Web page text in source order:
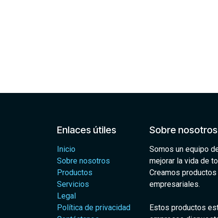
Enlaces útiles
Inicio
Sobre nosotros
Productos
Servicios
Legal
Política de privacidad
Sobre nosotros
Somos un equipo
mejorar la vida de
Creamos
empresariales.
Estos productos